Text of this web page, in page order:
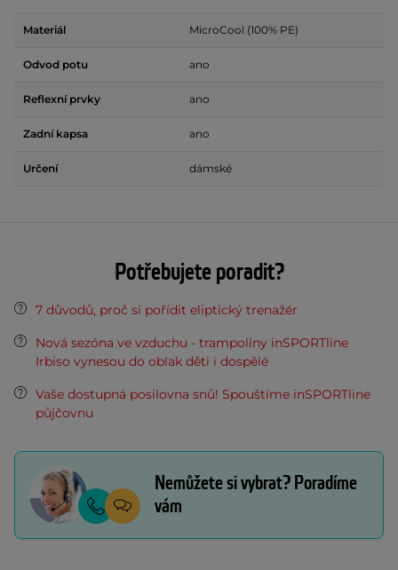
Materiál MicroCool (100% PE)
Odvod potu ano
Reflexní prvky ano
Zadní kapsa ano
Určení dámské
Potřebujete poradit?
7 důvodů, proč si pořídit eliptický trenažér
Nová sezóna ve vzduchu - trampolíny inSPORTline
Irbiso vynesou do oblak děti i dospělé
Vaše dostupná posilovna snů! Spouštíme inSPORTline
půjčovnu
Nemůžete si vybrat? Poradíme
vám